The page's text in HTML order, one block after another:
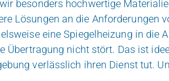
besonders hochwertige
Lösungen an die Anforderungen
eine Spiegelheizung in die
Übertragung nicht stört. Das ist
verlässlich ihren Dienst tut.